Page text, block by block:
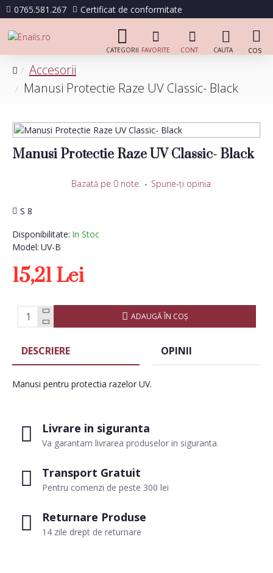
0765.581.267 Certificat de conformitate
Accesorii
Manusi Protectie Raze UV Classic- Black
Manusi Protectie Raze UV Classic- Black
Disponibilitate: In Stoc
Model: UV-B
S 8
Bazată pe 0 note. - Spune-ţi opinia
15,21 Lei
ADAUGĂ ÎN COŞ
Livrare in siguranta
Va garantam livrarea produselor in siguranta.
Transport Gratuit
Pentru comenzi de peste 300 lei
Returnare Produse
14 zile drept de returnare
DESCRIERE OPINII
Manusi pentru protectia razelor UV.